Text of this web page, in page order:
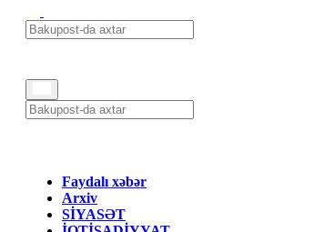
Faydalı xəbər
Arxiv
SİYASƏT